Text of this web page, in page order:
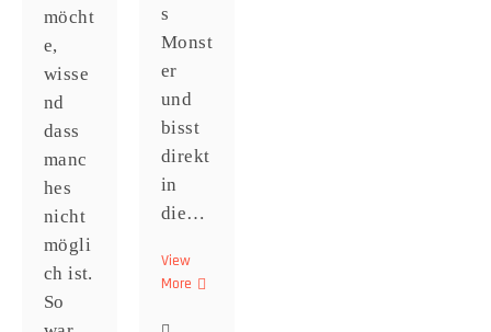
möcht
e,
wisse
nd
dass
manc
hes
nicht
mögli
ch ist.
So
s
Monst
er
und
bisst
direkt
in
die…
View
More Alternativ